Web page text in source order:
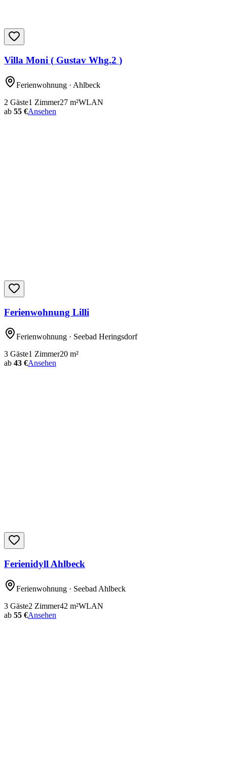
Villa Moni ( Gustav Whg.2 )
Ferienwohnung · Ahlbeck
2 Gäste1 Zimmer27 m²WLAN
ab 55 €Ansehen
Ferienwohnung Lilli
Ferienwohnung · Seebad Heringsdorf
3 Gäste1 Zimmer20 m²
ab 43 €Ansehen
Ferienidyll Ahlbeck
Ferienwohnung · Seebad Ahlbeck
3 Gäste2 Zimmer42 m²WLAN
ab 55 €Ansehen